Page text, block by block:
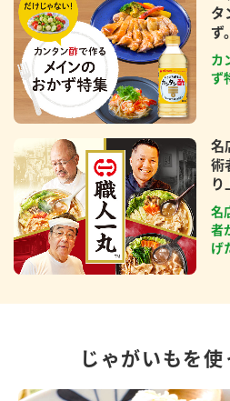
タ
ず。
カ
ず
名
術
り
名
者
げ
じゃがいもを